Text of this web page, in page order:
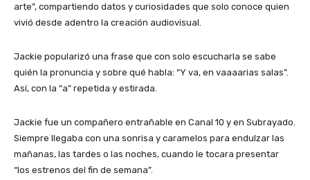
arte”, compartiendo datos y curiosidades que solo conoce quien
vivió desde adentro la creación audiovisual.
Jackie popularizó una frase que con solo escucharla se sabe
quién la pronuncia y sobre qué habla: “Y va, en vaaaarias salas”.
Así, con la “a” repetida y estirada.
Jackie fue un compañero entrañable en Canal 10 y en Subrayado.
Siempre llegaba con una sonrisa y caramelos para endulzar las
mañanas, las tardes o las noches, cuando le tocara presentar
“los estrenos del fin de semana”.